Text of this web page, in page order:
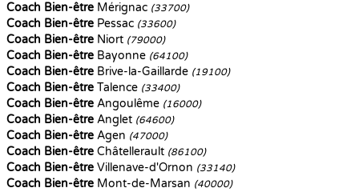
Coach Bien-être Mérignac (33700)
Coach Bien-être Pessac (33600)
Coach Bien-être Niort (79000)
Coach Bien-être Bayonne (64100)
Coach Bien-être Brive-la-Gaillarde (19100)
Coach Bien-être Talence (33400)
Coach Bien-être Angoulême (16000)
Coach Bien-être Anglet (64600)
Coach Bien-être Agen (47000)
Coach Bien-être Châtellerault (86100)
Coach Bien-être Villenave-d'Ornon (33140)
Coach Bien-être Mont-de-Marsan (40000)